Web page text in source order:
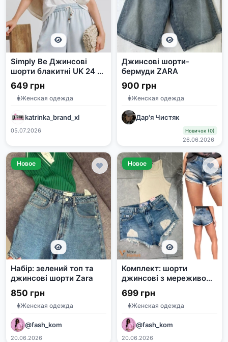
Simplу Bе Джинсові
шорти блакитні UK 24 /
58
649 грн
Женская одежда
katrinka_brand_xl
05.07.2026
Джинсові шорти-
бермуди ZARA
900 грн
Женская одежда
Дар'я Чистяк
Новичок (0)
26.06.2026
Новое
Набір: зелений топ та
джинсові шорти Zara
850 грн
Женская одежда
@fash_kom
20.06.2026
Новое
Комплект: шорти
джинсові з мереживом
та майка рубчик
699 грн
Женская одежда
@fash_kom
20.06.2026